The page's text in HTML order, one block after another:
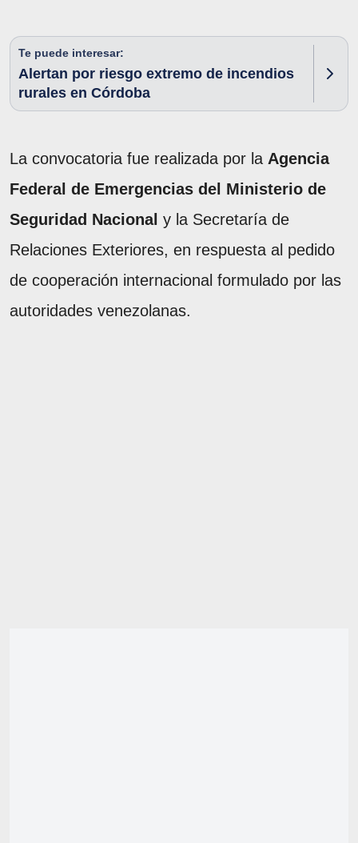
Te puede interesar:
Alertan por riesgo extremo de incendios
rurales en Córdoba
La convocatoria fue realizada por la Agencia
Federal de Emergencias del Ministerio de
Seguridad Nacional y la Secretaría de
Relaciones Exteriores, en respuesta al pedido
de cooperación internacional formulado por las
autoridades venezolanas.